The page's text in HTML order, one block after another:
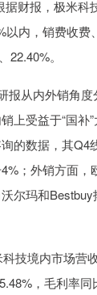
据财报，极米科
以内，销费收费
22.40%。
报从内外销角
上受益于“国补
的数据，其Q4
；外销方面，
尔玛和
技境内市场营
，毛利率